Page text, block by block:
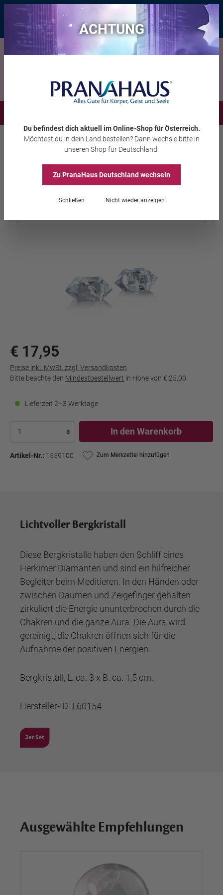
Bis zu 20 € Rabatt* mit dem Vorteils-Codeeintauchen , gültig bis
11.08.2026
Edelsteine Geschliffene Steine
Meditations „Diamanten“
€ 17,95
Preise inkl. MwSt. zzgl. Versandkosten
Bitte beachte den Mindestbestellwert in Höhe von € 25,00
Lieferzeit 2–3 Werktage
In den Warenkorb
Artikel-Nr.: 1559100 Zum Merkzettel hinzufügen
Lichtvoller Bergkristall
Diese Bergkristalle haben den Schliff eines
Herkimer Diamanten und sind ein hilfreicher
Begleiter beim Meditieren. In den Händen oder
zwischen Daumen und Zeigefinger gehalten
zirkuliert die Energie ununterbrochen durch die
Chakren und die ganze Aura. Die Aura wird
gereinigt, die Chakren öffnen sich für die
Aufnahme der positiven Energien.
Bergkristall, L. ca. 3 x B. ca. 1,5 cm.
Hersteller-ID: L60154
Ausgewählte Empfehlungen
ACHTUNG
Du befindest dich aktuell im Online-Shopfür Österreich.
Möchtest du in dein Land bestellen? Dann wechsle bitte in
unseren Shop für Deutschland
Zu PranaHausDeutschland wechseln
Schließen Nicht wieder anzeigen